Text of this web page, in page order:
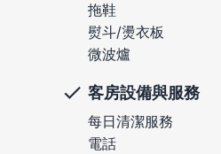
拖鞋
熨斗/燙衣板
微波爐
客房設備與服務
每日清潔服務
電話